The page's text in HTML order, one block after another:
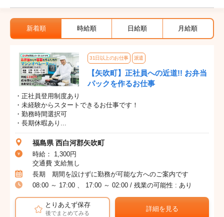
新着順 時給順 日給順 月給順
31日以上のお仕事 派遣
【矢吹町】正社員への近道!! お弁当
パックを作るお仕事
・正社員登用制度あり
・未経験からスタートできるお仕事です！
・勤務時間選択可
・長期休暇あり...
福島県 西白河郡矢吹町
時給： 1,300円
交通費 支給無し
長期 期間を設けずに勤務が可能な方へのご案内です
08:00 ～ 17:00 、 17:00 ～ 02:00 / 残業の可能性 : あり
とりあえず保存
後でまとめてみる
詳細を見る